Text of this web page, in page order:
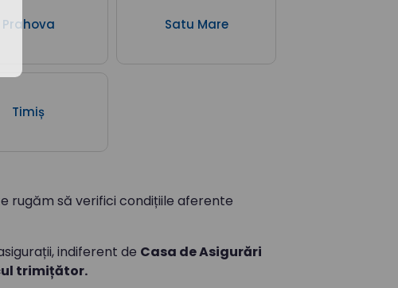
Prahova Satu Mare
Timiș
rugăm să verifici condițiile aferente
indiferent de Casa de Asigurări
trimițător.